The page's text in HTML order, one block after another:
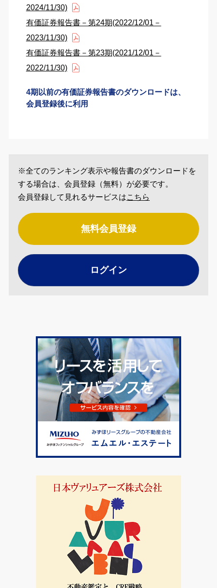
2024/11/30)
有価証券報告書－第24期(2022/12/01－
2023/11/30)
有価証券報告書－第23期(2021/12/01－
2022/11/30)
4期以前の有価証券報告書のダウンロードは、
会員登録後に利用
※全てのランキング表示や報告書のダウンロードを
する場合は、会員登録（無料）が必要です。
会員登録して見れるサービスはこちら
無料会員登録
ログイン